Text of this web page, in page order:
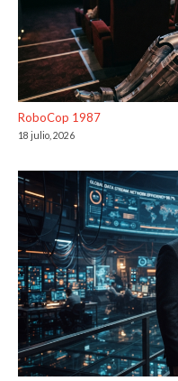
RoboCop 1987
18 julio, 2026